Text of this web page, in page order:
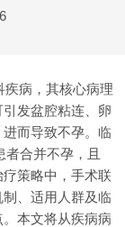
病，其核心病理
发盆腔粘连、卵
而导致不孕。临
者合并不孕，且
策略中，手术联
、适用人群及临
本文将从疾病病